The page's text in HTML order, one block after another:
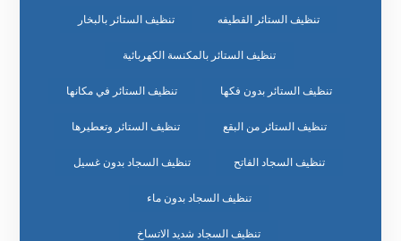
تنظيف الستائر القطيفه تنظيف الستائر بالبخار
تنظيف الستائر بالمكنسة الكهربائية
تنظيف الستائر بدون فكها تنظيف الستائر في مكانها
تنظيف الستائر من البقع تنظيف الستائر وتعطيرها
تنظيف السجاد الفاتح تنظيف السجاد بدون غسيل
تنظيف السجاد بدون ماء
تنظيف السجاد شديد الاتساخ